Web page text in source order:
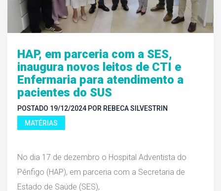
HAP, em parceria com a SES,
inaugura novos leitos de CTI e
Enfermaria para atendimento a
pacientes do SUS
POSTADO 19/12/2024 POR REBECA SILVESTRIN
MATÉRIAS
No dia 17 de dezembro o Hospital Adventista do
Pênfigo (HAP), em parceria com a Secretaria de
Estado de Saúde (SES),